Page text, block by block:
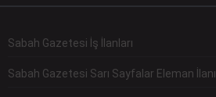
Sabah Gazetesi İş İlanları
Sabah Gazetesi Sarı Sayfalar Eleman İlanı